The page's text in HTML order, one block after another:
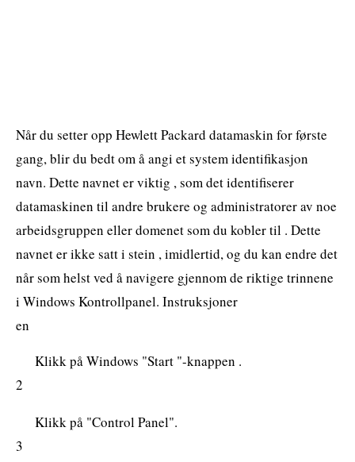
Når du setter opp Hewlett Packard datamaskin for første
gang, blir du bedt om å angi et system identifikasjon
navn. Dette navnet er viktig , som det identifiserer
datamaskinen til andre brukere og administratorer av noe
arbeidsgruppen eller domenet som du kobler til . Dette
navnet er ikke satt i stein , imidlertid, og du kan endre det
når som helst ved å navigere gjennom de riktige trinnene
i Windows Kontrollpanel. Instruksjoner
en
Klikk på Windows "Start "-knappen .
2
Klikk på "Control Panel".
3